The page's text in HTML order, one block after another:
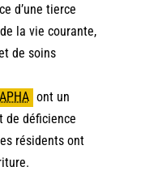
d’une tierce
la vie courante,
de soins
ont un
de déficience
résidents ont